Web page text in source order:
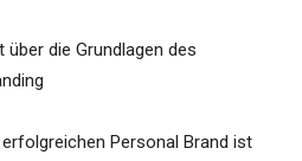
die Grundlagen des
Personal Brand ist